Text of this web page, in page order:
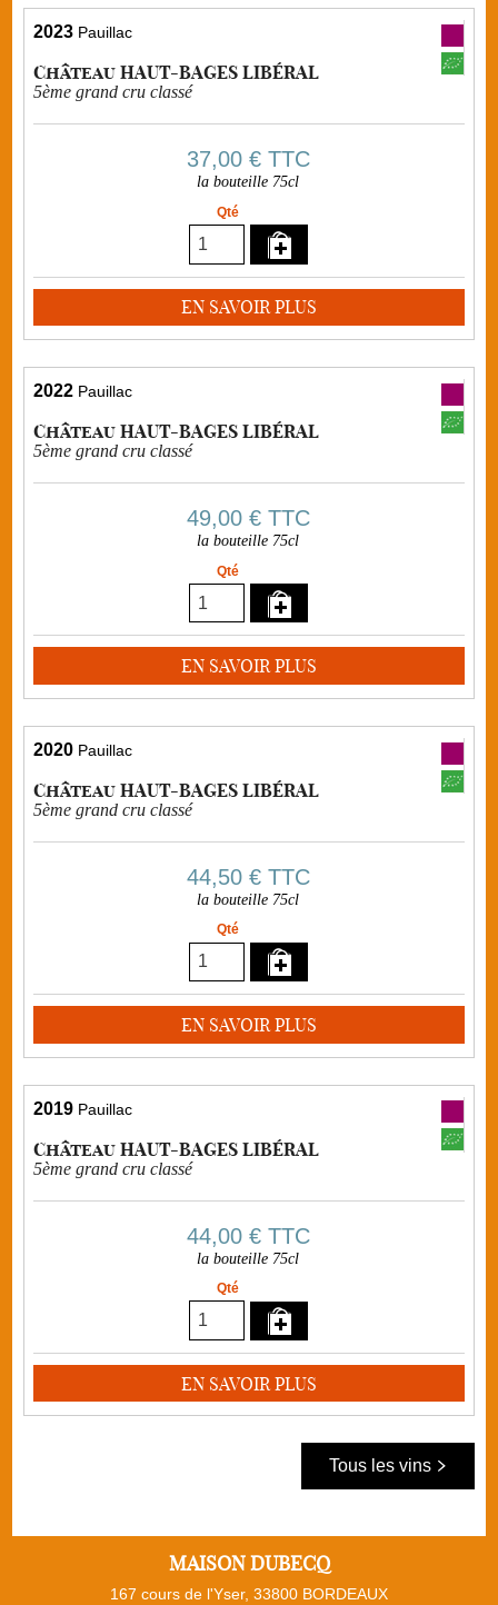
2023 Pauillac
Château HAUT-BAGES LIBÉRAL
5ème grand cru classé
37,00 €TTC
la bouteille 75cl
Qté
EN SAVOIR PLUS
2022 Pauillac
Château HAUT-BAGES LIBÉRAL
5ème grand cru classé
49,00 €TTC
la bouteille 75cl
Qté
EN SAVOIR PLUS
2020 Pauillac
Château HAUT-BAGES LIBÉRAL
5ème grand cru classé
44,50 €TTC
la bouteille 75cl
Qté
EN SAVOIR PLUS
2019 Pauillac
Château HAUT-BAGES LIBÉRAL
5ème grand cru classé
44,00 €TTC
la bouteille 75cl
Qté
EN SAVOIR PLUS
Tous les vins
MAISON DUBECQ
167 cours de l'Yser, 33800 BORDEAUX